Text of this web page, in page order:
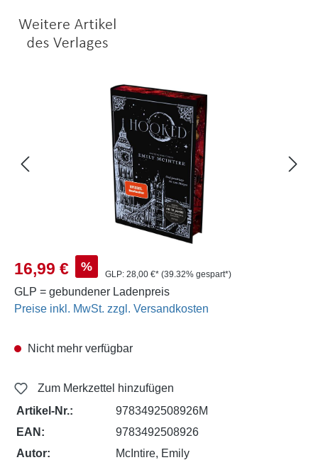
Bildergalerie überspringen
Verkaufspreis:
16,99 € %
GLP: 28,00 €* (39.32% gespart*)
GLP = gebundener Ladenpreis
Preise inkl. MwSt. zzgl. Versandkosten
Nicht mehr verfügbar
Zum Merkzettel hinzufügen
Artikel-Nr.:
9783492508926M
EAN:
9783492508926
Autor:
McIntire, Emily